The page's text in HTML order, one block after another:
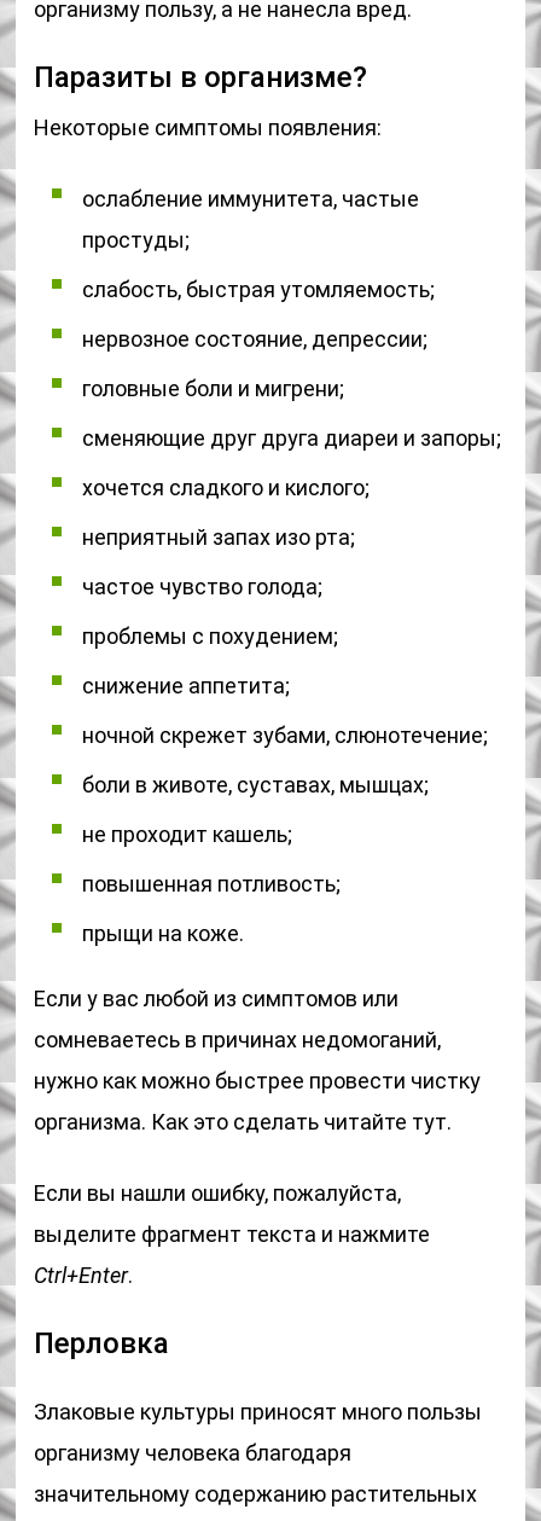
организму пользу, а не нанесла вред.
Паразиты в организме?
Некоторые симптомы появления:
ослабление иммунитета, частые
простуды;
слабость, быстрая утомляемость;
нервозное состояние, депрессии;
головные боли и мигрени;
сменяющие друг друга диареи и запоры;
хочется сладкого и кислого;
неприятный запах изо рта;
частое чувство голода;
проблемы с похудением;
снижение аппетита;
ночной скрежет зубами, слюнотечение;
боли в животе, суставах, мышцах;
не проходит кашель;
повышенная потливость;
прыщи на коже.
Если у вас любой из симптомов или
сомневаетесь в причинах недомоганий,
нужно как можно быстрее провести чистку
организма. Как это сделать читайте тут.
Если вы нашли ошибку, пожалуйста,
выделите фрагмент текста и нажмите
Ctrl+Enter.
Перловка
Злаковые культуры приносят много пользы
организму человека благодаря
значительному содержанию растительных